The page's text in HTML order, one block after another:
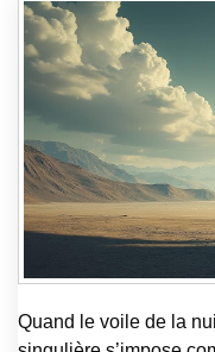
Quand le voile de la